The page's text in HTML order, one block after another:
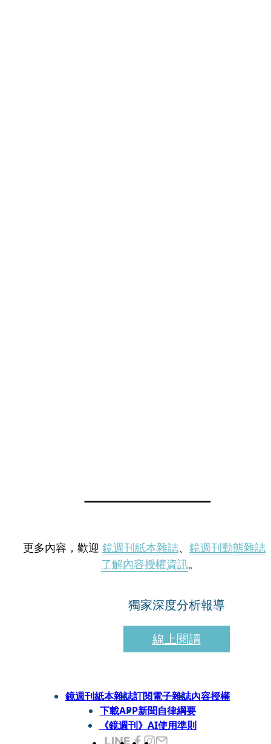
更多內容，歡迎 鏡週刊紙本雜誌、 鏡週刊動態雜誌
了解內容授權資訊。
獨家深度分析報導
線上閱讀
鏡週刊紙本雜誌訂閱電子雜誌內容授權
下載APP新聞自律綱要
《鏡週刊》AI使用準則